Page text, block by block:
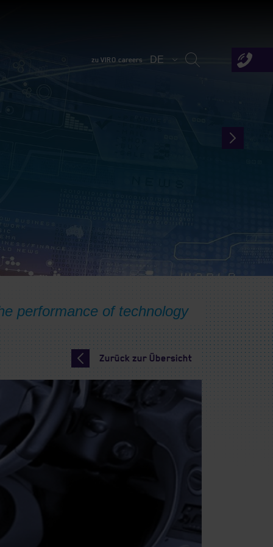
zu VIRO careers DE
Zurück zur Übersicht